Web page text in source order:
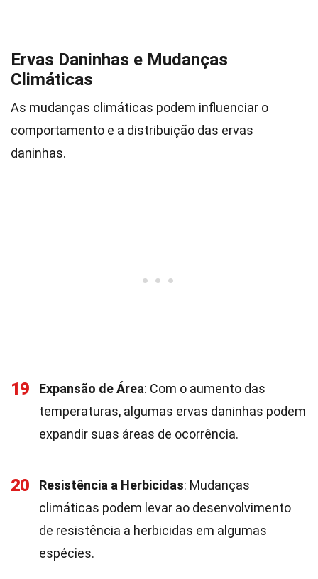
Ervas Daninhas e Mudanças
Climáticas
As mudanças climáticas podem influenciar o
comportamento e a distribuição das ervas
daninhas.
19 Expansão de Área: Com o aumento das
temperaturas, algumas ervas daninhas podem
expandir suas áreas de ocorrência.
20 Resistência a Herbicidas: Mudanças
climáticas podem levar ao desenvolvimento
de resistência a herbicidas em algumas
espécies.